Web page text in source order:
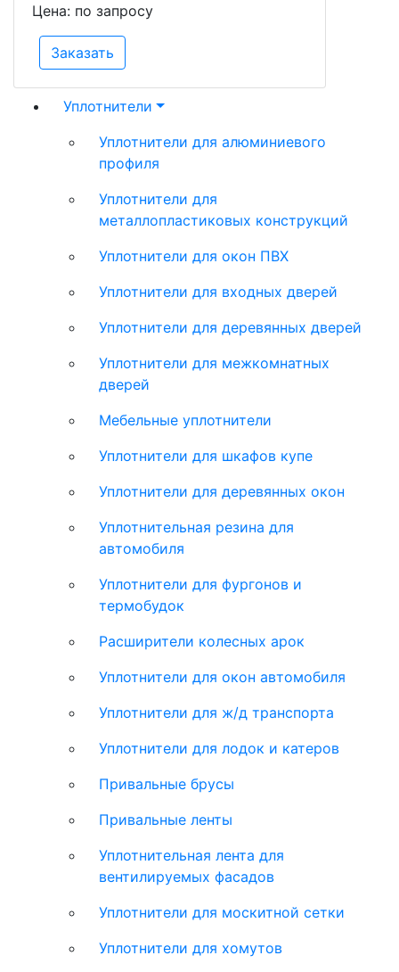
Цена: по запросу
Заказать
Уплотнители
Уплотнители для алюминиевого
профиля
Уплотнители для
металлопластиковых конструкций
Уплотнители для окон ПВХ
Уплотнители для входных дверей
Уплотнители для деревянных дверей
Уплотнители для межкомнатных
дверей
Мебельные уплотнители
Уплотнители для шкафов купе
Уплотнители для деревянных окон
Уплотнительная резина для
автомобиля
Уплотнители для фургонов и
термобудок
Расширители колесных арок
Уплотнители для окон автомобиля
Уплотнители для ж/д транспорта
Уплотнители для лодок и катеров
Привальные брусы
Привальные ленты
Уплотнительная лента для
вентилируемых фасадов
Уплотнители для москитной сетки
Уплотнители для хомутов